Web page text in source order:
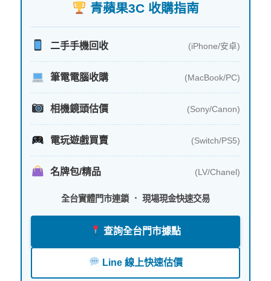
青蘋果3C 收購指南
二手手機回收 (iPhone/安卓)
筆電電腦收購 (MacBook/PC)
相機鏡頭估價 (Sony/Canon)
電玩遊戲買賣 (Switch/PS5)
名牌包/精品 (LV/Chanel)
全台實體門市連鎖 ． 現場現金快速交易
查詢全台門市據點
Line 線上快速估價